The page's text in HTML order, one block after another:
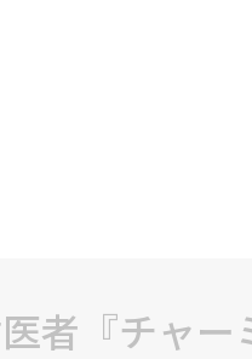
者『チャ